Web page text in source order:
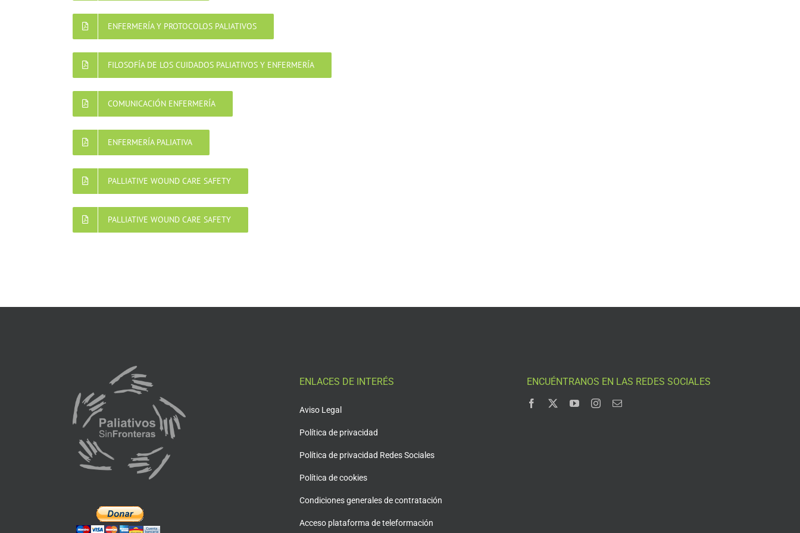
ENFERMERÍA Y PROTOCOLOS PALIATIVOS
FILOSOFÍA DE LOS CUIDADOS PALIATIVOS Y ENFERMERÍA
COMUNICACIÓN ENFERMERÍA
ENFERMERÍA PALIATIVA
PALLIATIVE WOUND CARE SAFETY
PALLIATIVE WOUND CARE SAFETY
ENLACES DE INTERÉS
Aviso Legal
Política de privacidad
Política de privacidad Redes Sociales
Política de cookies
Condiciones generales de contratación
Acceso plataforma de teleformación
ENCUÉNTRANOS EN LAS REDES SOCIALES